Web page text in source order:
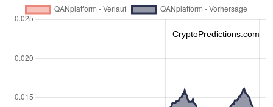
CryptoPredictions.com